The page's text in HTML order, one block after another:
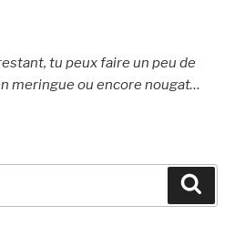
tu peux faire un peu de
meringue ou encore nougat…